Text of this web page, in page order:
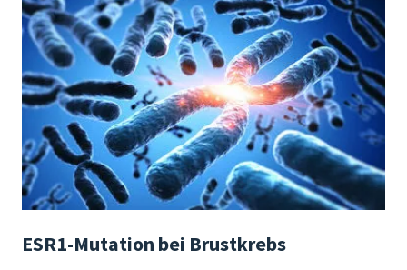
ESR1-Mutation bei Brustkrebs